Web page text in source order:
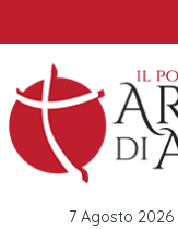
to
content
7 Agosto 2026